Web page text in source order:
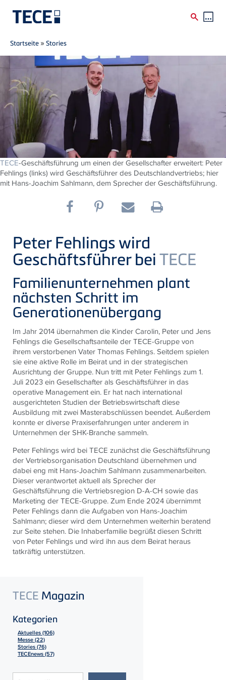
Direkt zum Inhalt
Breadcrumb
Startseite »Stories
TECE-Geschäftsführung um einen der Gesellschafter erweitert: Peter
Fehlings (links) wird Geschäftsführer des Deutschlandvertriebs; hier
mit Hans-Joachim Sahlmann, dem Sprecher der Geschäftsführung.
Peter Fehlings wird
Geschäftsführer beiTECE
Familienunternehmen plant
nächsten Schritt im
Generationenübergang
Im Jahr 2014 übernahmen die Kinder Carolin, Peter und Jens
Fehlings die Gesellschaftsanteile derTECE-Gruppe von
ihrem verstorbenen Vater Thomas Fehlings. Seitdem spielen
sie eine aktive Rolle im Beirat und in der strategischen
Ausrichtung der Gruppe. Nun tritt mit Peter Fehlings zum 1.
Juli 2023 ein Gesellschafter als Geschäftsführer in das
operative Management ein. Er hat nach international
ausgerichteten Studien der Betriebswirtschaft diese
Ausbildung mit zwei Masterabschlüssen beendet. Außerdem
konnte er diverse Praxiserfahrungen unter anderem in
Unternehmen der SHK-Branche sammeln.
Peter Fehlings wird beiTECE zunächst die Geschäftsführung
der Vertriebsorganisation Deutschland übernehmen und
dabei eng mit Hans-Joachim Sahlmann zusammenarbeiten.
Dieser verantwortet aktuell als Sprecher der
Geschäftsführung die Vertriebsregion D-A-CH sowie das
Marketing derTECE-Gruppe. Zum Ende 2024 übernimmt
Peter Fehlings dann die Aufgaben von Hans-Joachim
Sahlmann; dieser wird dem Unternehmen weiterhin beratend
zur Seite stehen. Die Inhaberfamilie begrüßt diesen Schritt
von Peter Fehlings und wird ihn aus dem Beirat heraus
tatkräftig unterstützen.
TECE Magazin
Kategorien
Aktuelles (106)
Messe (22)
Stories (76)
TECEnews (57)